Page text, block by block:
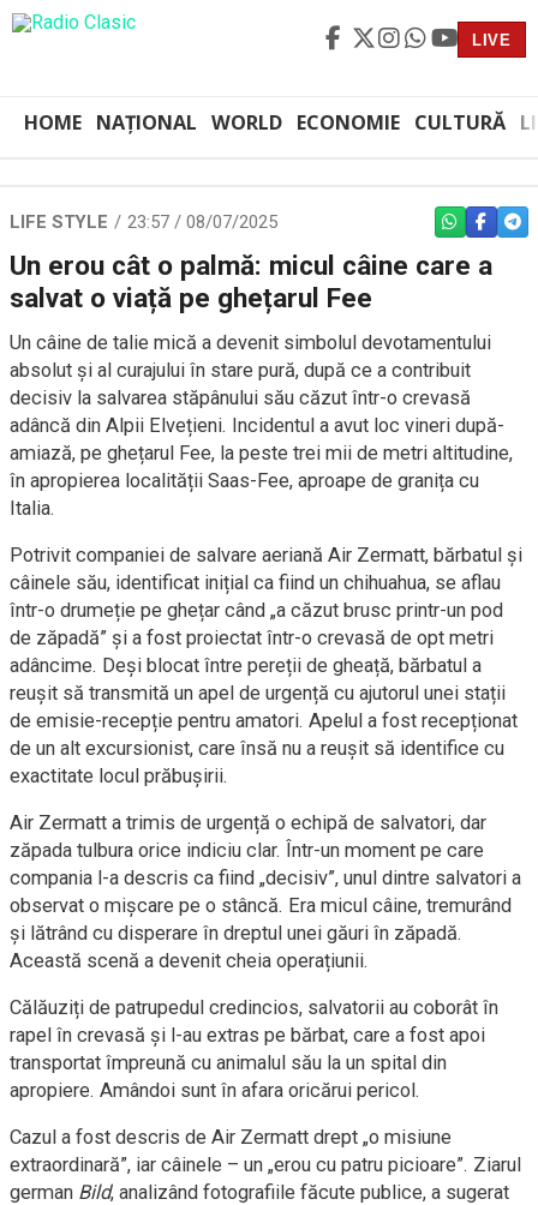
LIVE
HOME NAȚIONAL WORLD ECONOMIE CULTURĂ
LIFE STYLE 23:57 / 08/07/2025 WHATSAPP
Un erou cât o palmă: micul câine care a
salvat o viață pe ghețarul Fee
Un câine de talie mică a devenit simbolul devotamentului
absolut și al curajului în stare pură, după ce a contribuit
decisiv la salvarea stăpânului său căzut într-o crevasă
adâncă din Alpii Elvețieni. Incidentul a avut loc vineri după-
amiază, pe ghețarul Fee, la peste trei mii de metri altitudine,
în apropierea localității Saas-Fee, aproape de granița cu
Italia.
Potrivit companiei de salvare aeriană Air Zermatt, bărbatul și
câinele său, identificat inițial ca fiind un chihuahua, se aflau
într-o drumeție pe ghețar când „a căzut brusc printr-un pod
de zăpadă” și a fost proiectat într-o crevasă de opt metri
adâncime. Deși blocat între pereții de gheață, bărbatul a
reușit să transmită un apel de urgență cu ajutorul unei stații
de emisie-recepție pentru amatori. Apelul a fost recepționat
de un alt excursionist, care însă nu a reușit să identifice cu
exactitate locul prăbușirii.
Air Zermatt a trimis de urgență o echipă de salvatori, dar
zăpada tulbura orice indiciu clar. Într-un moment pe care
compania l-a descris ca fiind „decisiv”, unul dintre salvatori a
observat o mișcare pe o stâncă. Era micul câine, tremurând
și lătrând cu disperare în dreptul unei găuri în zăpadă.
Această scenă a devenit cheia operațiunii.
Călăuziți de patrupedul credincios, salvatorii au coborât în
rapel în crevasă și l-au extras pe bărbat, care a fost apoi
transportat împreună cu animalul său la un spital din
apropiere. Amândoi sunt în afara oricărui pericol.
Cazul a fost descris de Air Zermatt drept „o misiune
extraordinară”, iar câinele – un „erou cu patru picioare”. Ziarul
german Bild, analizând fotografiile făcute publice, a sugerat